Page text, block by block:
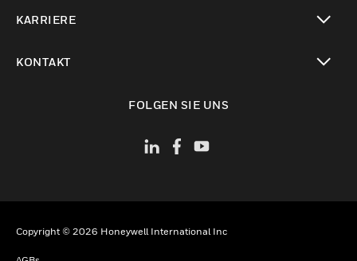
KARRIERE
KONTAKT
FOLGEN SIE UNS
Copyright © 2026 Honeywell International Inc